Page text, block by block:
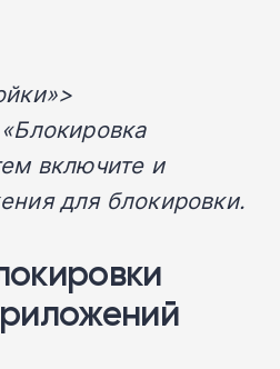
включите и
для блокировки.